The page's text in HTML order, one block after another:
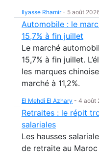
Ilyasse Rhamir- 5 août
Automobile : le
15,7% à fin juillet
Le marché
15,7% à fin juillet.
les marques
marché à 11,2%.
El Mehdi El Azhary - 4 août
Retraites : le répit
salariales
Les hausses
de retraite au